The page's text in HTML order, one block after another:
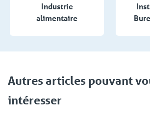
Industrie
alimentaire
Autres articles ​pouvant
intéresser